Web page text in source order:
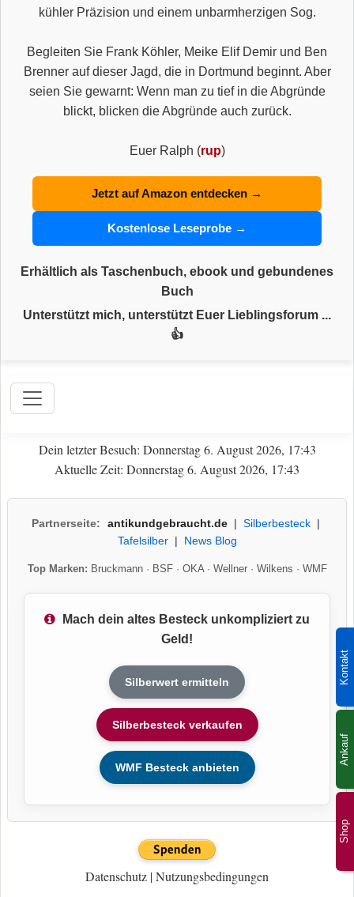
Shop
Kontakt
Ankauf
kühler Präzision und einem unbarmherzigen Sog.
Begleiten Sie Frank Köhler, Meike Elif Demir und Ben
Brenner auf dieser Jagd, die in Dortmund beginnt. Aber
seien Sie gewarnt: Wenn man zu tief in die Abgründe
blickt, blicken die Abgründe auch zurück.
Euer Ralph (rup)
Jetzt auf Amazon entdecken →
Kostenlose Leseprobe →
Erhältlich als Taschenbuch, ebook und gebundenes
Buch
Unterstützt mich, unterstützt Euer Lieblingsforum ...
👍
Dein letzter Besuch: Donnerstag 6. August 2026, 17:43
Aktuelle Zeit: Donnerstag 6. August 2026, 17:43
Partnerseite: antikundgebraucht.de| Silberbesteck|
Tafelsilber| News Blog
Top Marken: Bruckmann· BSF· OKA· Wellner· Wilkens · WMF
Mach dein altes Besteck unkompliziert zu
Geld!
Silberwert ermitteln
Silberbesteck verkaufen
WMF Besteck anbieten
Datenschutz |Nutzungsbedingungen